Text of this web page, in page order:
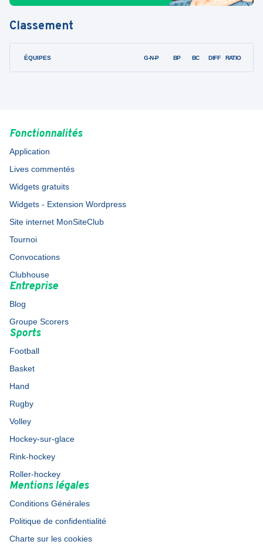
Classement
ÉQUIPES G-N-P BP BC DIFF RATIO
Fonctionnalités
Application
Lives commentés
Widgets gratuits
Widgets - Extension Wordpress
Site internet MonSiteClub
Tournoi
Convocations
Clubhouse
Entreprise
Blog
Groupe Scorers
Sports
Football
Basket
Hand
Rugby
Volley
Hockey-sur-glace
Rink-hockey
Roller-hockey
Mentions légales
Conditions Générales
Politique de confidentialité
Charte sur les cookies